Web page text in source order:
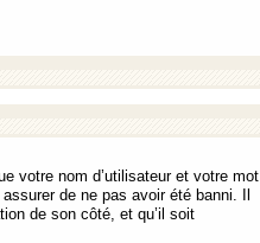
votre nom d’utilisateur et votre mot
de ne pas avoir été banni. Il
de son côté, et qu’il soit